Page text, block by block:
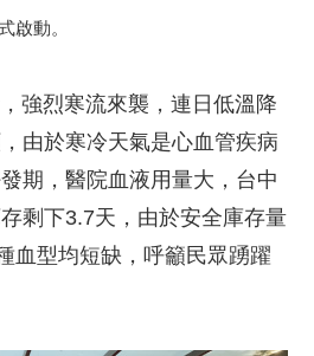
啟動。
烈寒流來襲，連日低溫降
由於寒冷天氣是心血管疾病
期，醫院血液用量大，台中
剩下3.7天，由於安全庫存量
血型均短缺，呼籲民眾踴躍